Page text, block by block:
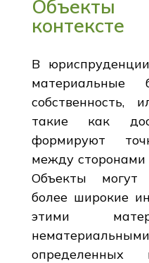
Объекты
контексте
В
собственность,
такие как
формируют
между
Объекты могут
более широкие
этими
определенных